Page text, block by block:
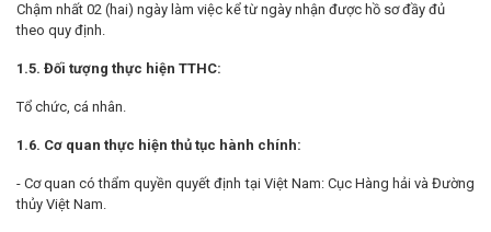
Chậm nhất 02 (hai) ngày làm việc kể từ ngày nhận được hồ sơ đầy đủ
theo quy định.
1.5. Đối tượng thực hiện TTHC:
Tổ chức, cá nhân.
1.6. Cơ quan thực hiện thủ tục hành chính:
- Cơ quan có thẩm quyền quyết định tại Việt Nam: Cục Hàng hải và Đường
thủy Việt Nam.